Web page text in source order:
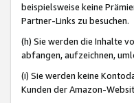
beispielsweise keine
Partner-Links zu besuchen.
(h) Sie werden die Inhalte
abfangen, aufzeichnen,
(i) Sie werden keine
Kunden der Amazon-